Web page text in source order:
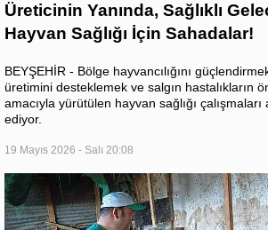
Üreticinin Yanında, Sağlıklı
Hayvan Sağlığı İçin Sahadalar!
BEYŞEHİR - Bölge hayvancılığını
üretimini desteklemek ve salgın hastalıkların
amacıyla yürütülen hayvan sağlığı çalışmaları
ediyor.
19 Mayıs 2026 - Salı 20:08